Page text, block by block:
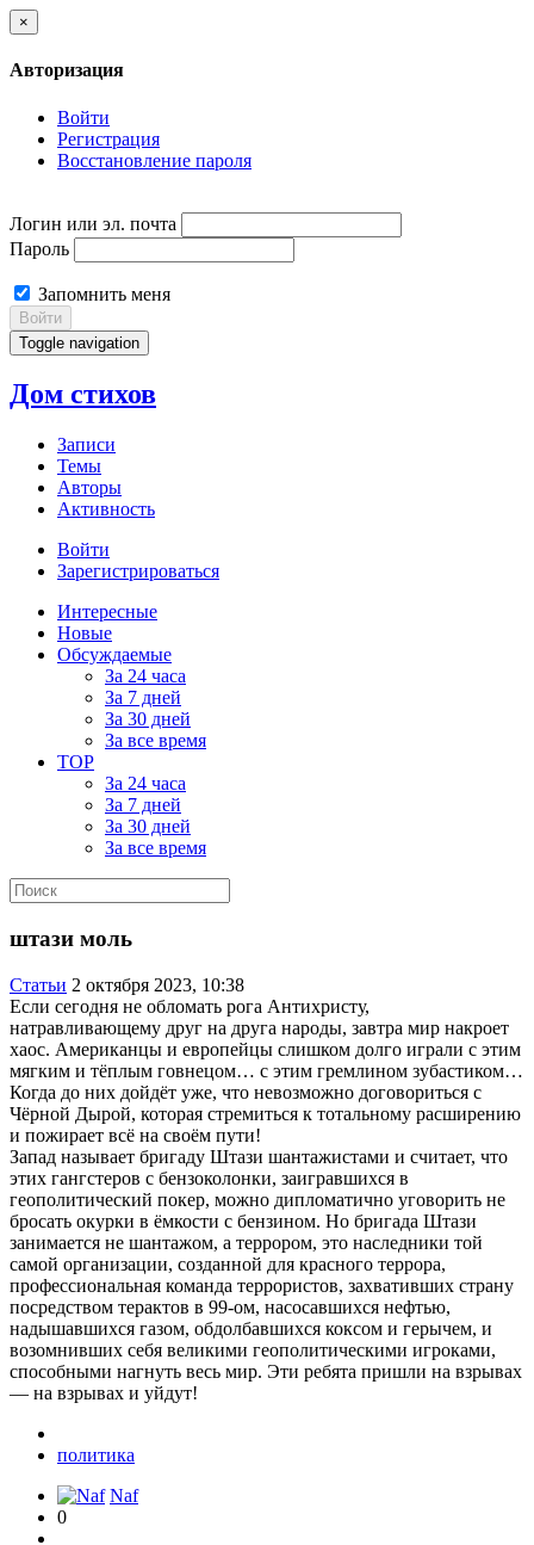
×
Авторизация
Войти
Регистрация
Восстановление пароля
Логин или эл. почта
Пароль
Запомнить меня
Войти
Toggle navigation
Дом стихов
Записи
Темы
Авторы
Активность
Войти
Зарегистрироваться
Интересные
Новые
Обсуждаемые
За 24 часа
За 7 дней
За 30 дней
За все время
TOP
За 24 часа
За 7 дней
За 30 дней
За все время
штази моль
Статьи 2 октября 2023, 10:38
Если сегодня не обломать рога Антихристу,
натравливающему друг на друга народы, завтра мир накроет
хаос. Американцы и европейцы слишком долго играли с этим
мягким и тёплым говнецом… с этим гремлином зубастиком…
Когда до них дойдёт уже, что невозможно договориться с
Чёрной Дырой, которая стремиться к тотальному расширению
и пожирает всё на своём пути!
Запад называет бригаду Штази шантажистами и считает, что
этих гангстеров с бензоколонки, заигравшихся в
геополитический покер, можно дипломатично уговорить не
бросать окурки в ёмкости с бензином. Но бригада Штази
занимается не шантажом, а террором, это наследники той
самой организации, созданной для красного террора,
профессиональная команда террористов, захвативших страну
посредством терактов в 99-ом, насосавшихся нефтью,
надышавшихся газом, обдолбавшихся коксом и герычем, и
возомнивших себя великими геополитическими игроками,
способными нагнуть весь мир. Эти ребята пришли на взрывах
— на взрывах и уйдут!
политика
Naf
0